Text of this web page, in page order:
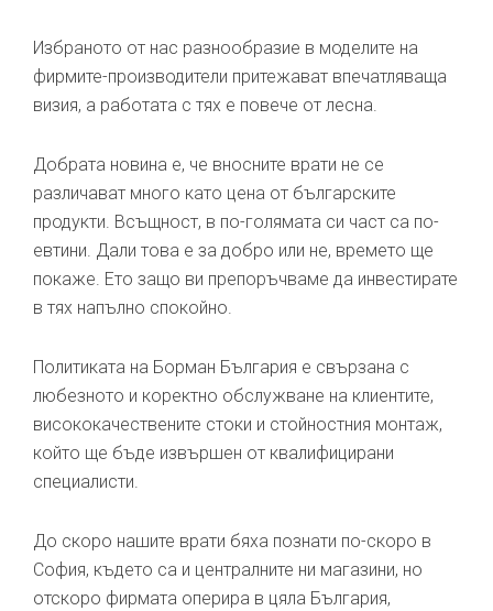
Избраното от нас разнообразие в моделите на
фирмите-производители притежават впечатляваща
визия, а работата с тях е повече от лесна.
Добрата новина е, че вносните врати не се
различават много като цена от българските
продукти. Всъщност, в по-голямата си част са по-
евтини. Дали това е за добро или не, времето ще
покаже. Ето защо ви препоръчваме да инвестирате
в тях напълно спокойно.
Политиката на Борман България е свързана с
любезното и коректно обслужване на клиентите,
висококачествените стоки и стойностния монтаж,
който ще бъде извършен от квалифицирани
специалисти.
До скоро нашите врати бяха познати по-скоро в
София, където са и централните ни магазини, но
отскоро фирмата оперира в цяла България,